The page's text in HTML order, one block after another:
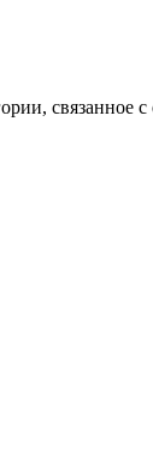
связанное